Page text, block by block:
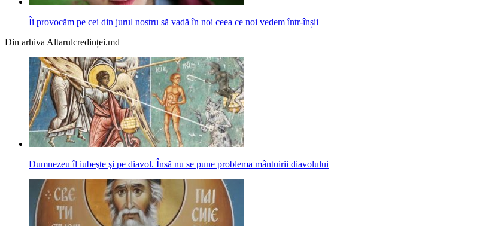
Îi provocăm pe cei din jurul nostru să vadă în noi ceea ce noi vedem într-înșii
Din arhiva Altarulcredinței.md
Dumnezeu îl iubeşte şi pe diavol. Însă nu se pune problema mântuirii diavolului